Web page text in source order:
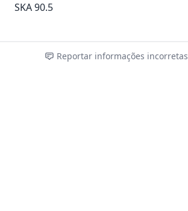
SKA 90.5
Reportar informações incorretas